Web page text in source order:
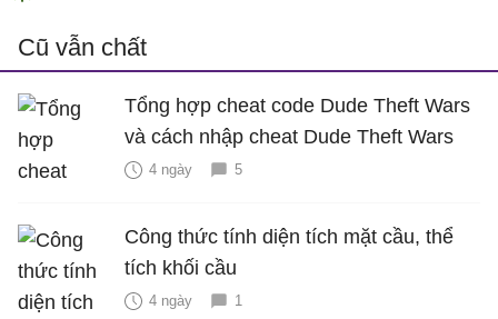
Cũ vẫn chất
Tổng hợp cheat code Dude Theft Wars
và cách nhập cheat Dude Theft Wars
4 ngày 5
Công thức tính diện tích mặt cầu, thể
tích khối cầu
4 ngày 1